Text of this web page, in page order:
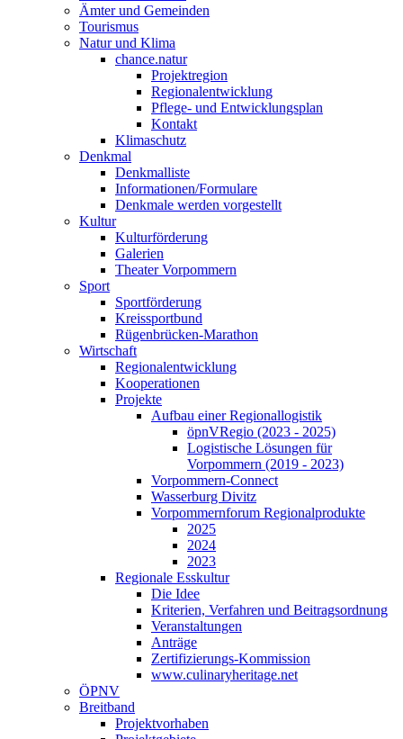
Ämter und Gemeinden
Tourismus
Natur und Klima
chance.natur
Projektregion
Regionalentwicklung
Pflege- und Entwicklungsplan
Kontakt
Klimaschutz
Denkmal
Denkmalliste
Informationen/Formulare
Denkmale werden vorgestellt
Kultur
Kulturförderung
Galerien
Theater Vorpommern
Sport
Sportförderung
Kreissportbund
Rügenbrücken-Marathon
Wirtschaft
Regionalentwicklung
Kooperationen
Projekte
Aufbau einer Regionallogistik
öpnVRegio (2023 - 2025)
Logistische Lösungen­ für
Vorpommern (2019 - 2023)
Vorpommern-Connect
Wasserburg Divitz
Vorpommernforum Regionalprodukte
2025
2024
2023
Regionale Esskultur
Die Idee
Kriterien, Verfahren und Beitragsordnung
Veranstaltungen
Anträge
Zertifizierungs-Kommission
www.culinaryheritage.net
ÖPNV
Breitband
Projektvorhaben